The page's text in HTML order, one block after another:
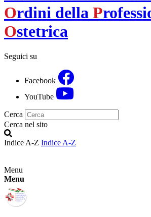
Ordini della P
Ostetrica
Seguici su
Facebook
YouTube
Cerca
Cerca nel sito
Indice A-Z Indice A-Z
Menu
Menu